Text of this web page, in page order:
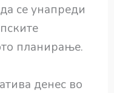
се унапреди
планирање.
денес во